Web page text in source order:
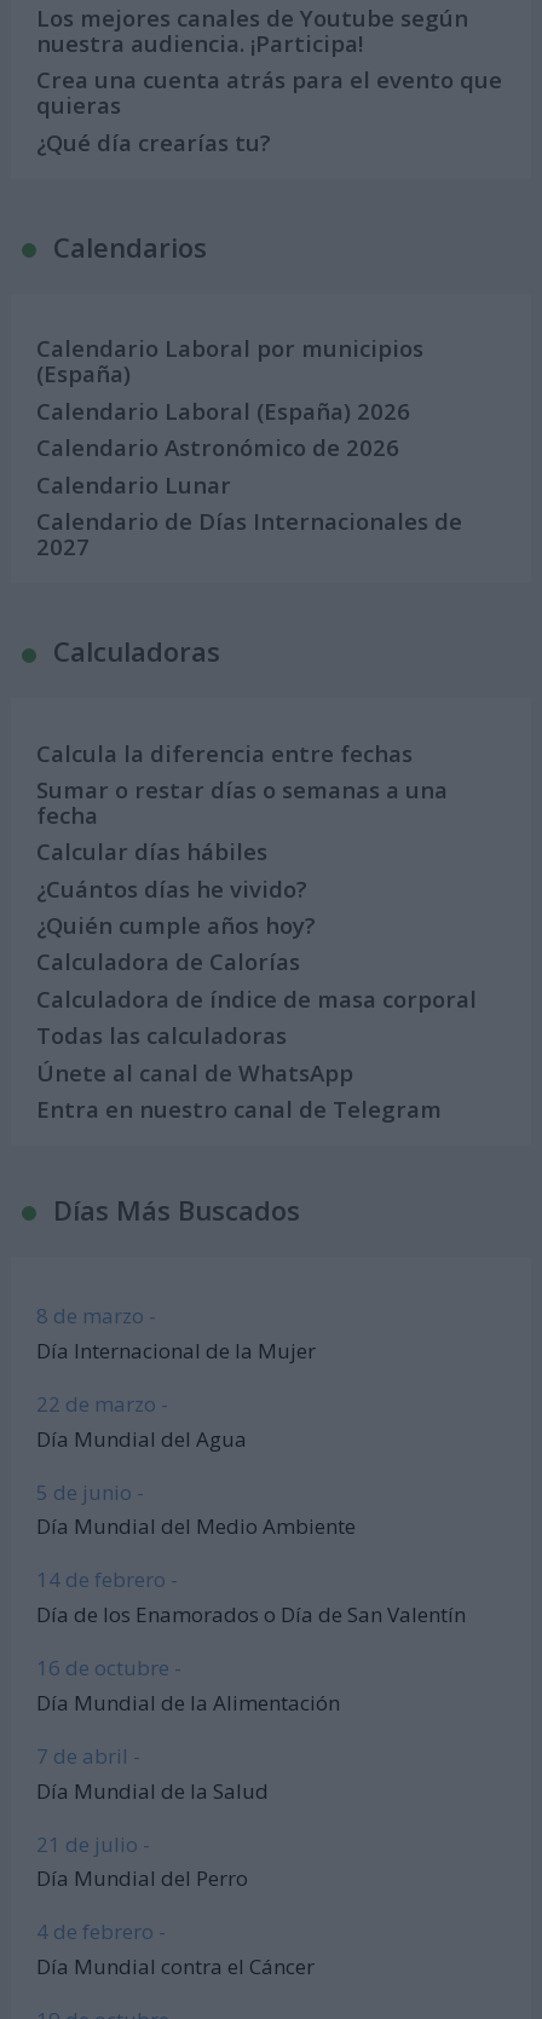
Los mejores canales de Youtube según
nuestra audiencia. ¡Participa!
Crea una cuenta atrás para el evento que
quieras
¿Qué día crearías tu?
Calendarios
Calendario Laboral por municipios
(España)
Calendario Laboral (España) 2026
Calendario Astronómico de 2026
Calendario Lunar
Calendario de Días Internacionales de
2027
Calculadoras
Calcula la diferencia entre fechas
Sumar o restar días o semanas a una
fecha
Calcular días hábiles
¿Cuántos días he vivido?
¿Quién cumple años hoy?
Calculadora de Calorías
Calculadora de índice de masa corporal
Todas las calculadoras
Únete al canal de WhatsApp
Entra en nuestro canal de Telegram
Días Más Buscados
8 de marzo -
Día Internacional de la Mujer
22 de marzo -
Día Mundial del Agua
5 de junio -
Día Mundial del Medio Ambiente
14 de febrero -
Día de los Enamorados o Día de San Valentín
16 de octubre -
Día Mundial de la Alimentación
7 de abril -
Día Mundial de la Salud
21 de julio -
Día Mundial del Perro
4 de febrero -
Día Mundial contra el Cáncer